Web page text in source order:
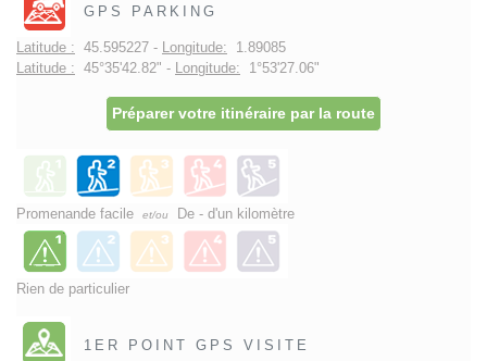
GPS PARKING
Latitude : 45.595227 - Longitude: 1.89085
Latitude : 45°35'42.82" - Longitude: 1°53'27.06"
Préparer votre itinéraire par la route
Promenande facile et/ou De - d'un kilomètre
Rien de particulier
1ER POINT GPS VISITE